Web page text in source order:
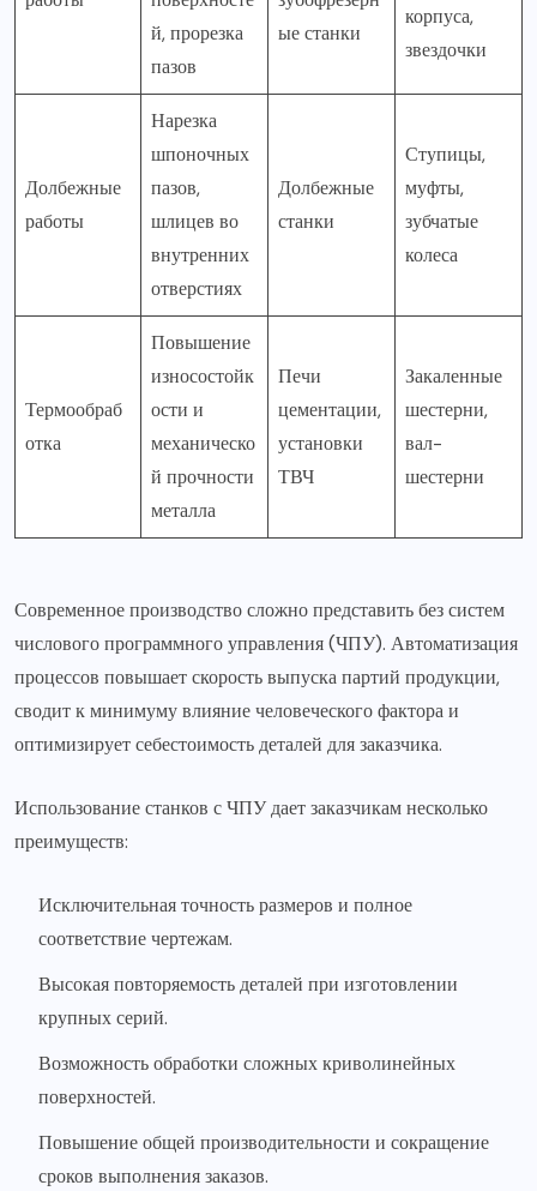
й, прорезка
пазов
ые станки
корпуса,
звездочки
Долбежные
работы
Нарезка
шпоночных
пазов,
шлицев во
внутренних
отверстиях
Долбежные
станки
Ступицы,
муфты,
зубчатые
колеса
Термообраб
отка
Повышение
износостойк
ости и
механическо
й прочности
металла
Печи
цементации,
установки
ТВЧ
Закаленные
шестерни,
вал-
шестерни
Современное производство сложно представить без систем
числового программного управления (ЧПУ). Автоматизация
процессов повышает скорость выпуска партий продукции,
сводит к минимуму влияние человеческого фактора и
оптимизирует себестоимость деталей для заказчика.
Использование станков с ЧПУ дает заказчикам несколько
преимуществ:
Исключительная точность размеров и полное
соответствие чертежам.
Высокая повторяемость деталей при изготовлении
крупных серий.
Возможность обработки сложных криволинейных
поверхностей.
Повышение общей производительности и сокращение
сроков выполнения заказов.